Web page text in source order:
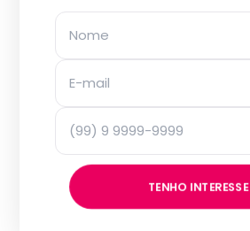
TENHO INTERESSE